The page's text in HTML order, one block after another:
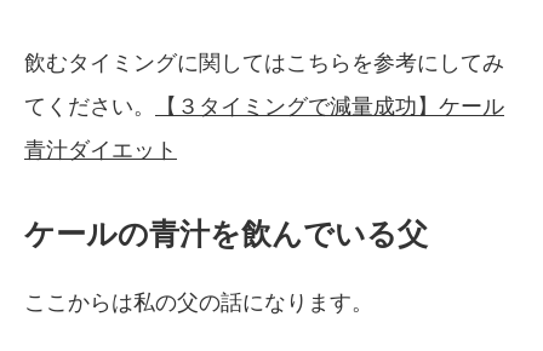
飲むタイミングに関してはこちらを参考にしてみ
てください。
【３タイミングで減量成功】ケール
青汁ダイエット
ケールの青汁を飲んでいる父
ここからは私の父の話になります。